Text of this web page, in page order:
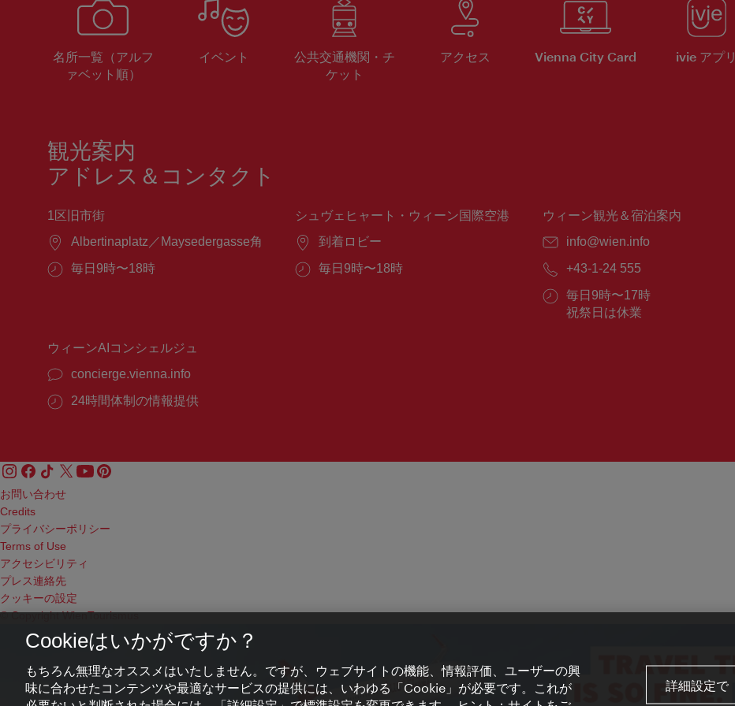
名所一覧（アルフ
ァベット順）
イベント
公共交通機関・チ
ケット
アクセス Vienna City Card ivie アプリ
観光案内
アドレス＆コンタクト
1区旧市街
場
Albertinaplatz／Maysedergasse角
営
毎日9時〜18時
シュヴェヒャート・ウィーン国際空港
場
到着ロビー
営
毎日9時〜18時
ウィーン観光＆宿泊案内
E
ー
ル：
info@wien.info
電
番
号：
+43-1-24 555
営
業
毎日9時〜17時
祝祭日は休業
ウィーンAIコンシェルジュ
concierge.vienna.info
24時間体制の情報提供
お問い合わせ
Credits
プライバシーポリシー
Terms of Use
アクセシビリティ
プレス連絡先
クッキーの設定
© Copyright WienTourismus
Cookieはいかがですか？
もちろん無理なオススメはいたしません。ですが、ウェブサイトの機能、情報評価、ユーザーの興
味に合わせたコンテンツや最適なサービスの提供には、いわゆる「Cookie」が必要です。これが
詳細設定で